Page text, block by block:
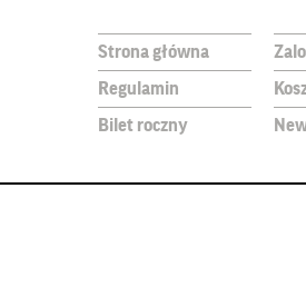
Strona główna
Regulamin
Bilet roczny